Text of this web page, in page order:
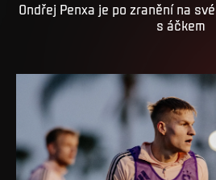
Ondřej Penxa je po zranění na
s áčkem